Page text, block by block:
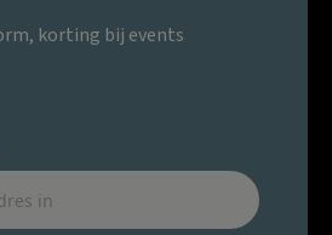
korting bij events